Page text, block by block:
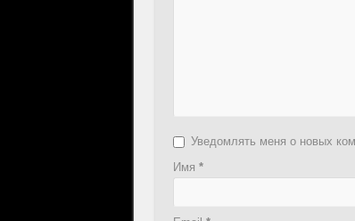
Уведомлять меня о новых
Имя *